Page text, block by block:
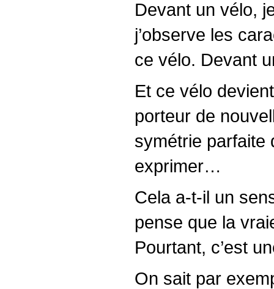
Devant un vélo,
j’observe les
ce vélo. Devant
Et ce vélo
porteur de
symétrie parfaite
exprimer…
Cela a-t-il un
pense que la
Pourtant, c’est
On sait par